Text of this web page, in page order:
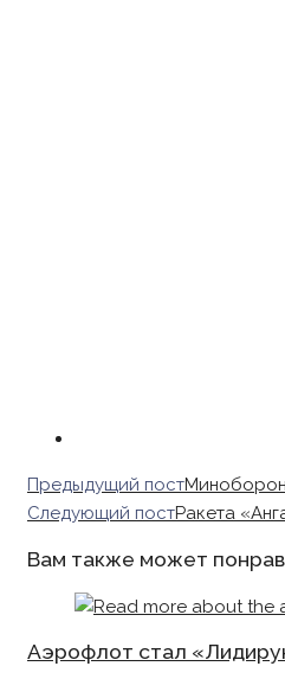
Read
more
Предыдущий пост
Следующий постРакета
Вам также может
Аэрофлот стал